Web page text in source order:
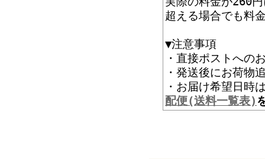
超える場合でも料
▼注意事項
・直接ポストへの
・発送後にお荷物
・お届け希望
配便(送料一覧表)